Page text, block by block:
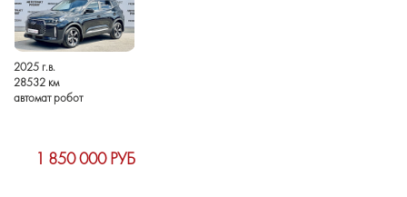
2025 г.в.
28532 км
автомат робот
1 850 000 РУБ